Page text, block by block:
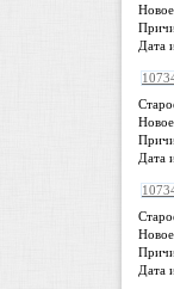
Дата
Дата
Дата